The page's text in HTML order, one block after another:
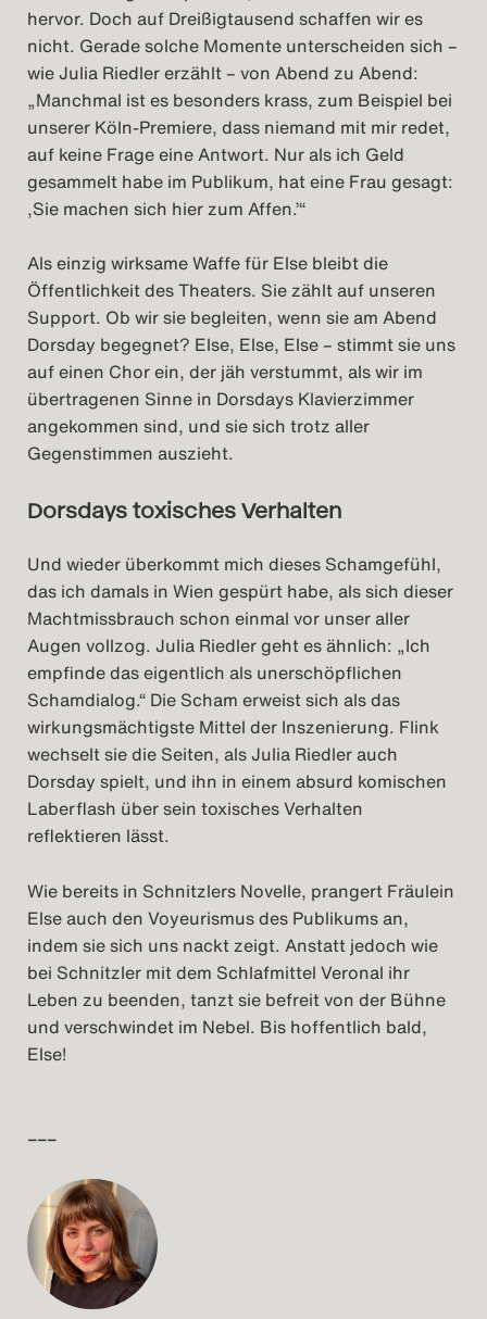
hervor. Doch auf Dreißigtausend schaffen wir es
nicht. Gerade solche Momente unterscheiden sich –
wie Julia Riedler erzählt – von Abend zu Abend:
„Manchmal ist es besonders krass, zum Beispiel bei
unserer Köln-Premiere, dass niemand mit mir redet,
auf keine Frage eine Antwort. Nur als ich Geld
gesammelt habe im Publikum, hat eine Frau gesagt:
,Sie machen sich hier zum Affen.’“
Als einzig wirksame Waffe für Else bleibt die
Öffentlichkeit des Theaters. Sie zählt auf unseren
Support. Ob wir sie begleiten, wenn sie am Abend
Dorsday begegnet? Else, Else, Else – stimmt sie uns
auf einen Chor ein, der jäh verstummt, als wir im
übertragenen Sinne in Dorsdays Klavierzimmer
angekommen sind, und sie sich trotz aller
Gegenstimmen auszieht.
Dorsdays toxisches Verhalten
Und wieder überkommt mich dieses Schamgefühl,
das ich damals in Wien gespürt habe, als sich dieser
Machtmissbrauch schon einmal vor unser aller
Augen vollzog. Julia Riedler geht es ähnlich: „Ich
empfinde das eigentlich als unerschöpflichen
Schamdialog.“ Die Scham erweist sich als das
wirkungsmächtigste Mittel der Inszenierung. Flink
wechselt sie die Seiten, als Julia Riedler auch
Dorsday spielt, und ihn in einem absurd komischen
Laberflash über sein toxisches Verhalten
reflektieren lässt.
Wie bereits in Schnitzlers Novelle, prangert Fräulein
Else auch den Voyeurismus des Publikums an,
indem sie sich uns nackt zeigt. Anstatt jedoch wie
bei Schnitzler mit dem Schlafmittel Veronal ihr
Leben zu beenden, tanzt sie befreit von der Bühne
und verschwindet im Nebel. Bis hoffentlich bald,
Else!
–––